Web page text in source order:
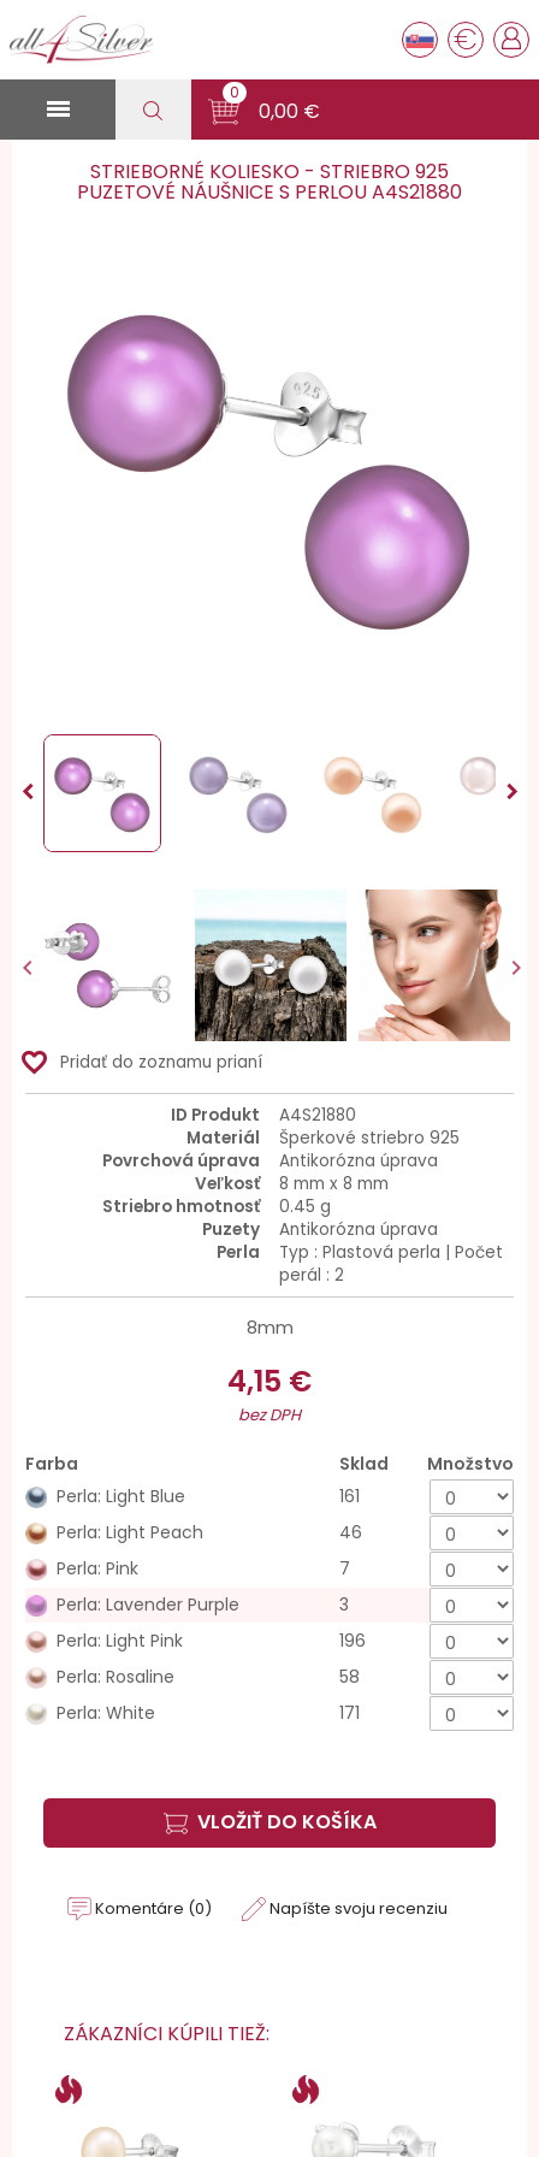
€

0
0,00 €
STRIEBORNÉ KOLIESKO - STRIEBRO 925
PUZETOVÉ NÁUŠNICE S PERLOU A4S21880
 
favorite_border Pridať do zoznamu prianí
ID Produkt
A4S21880
Materiál
Šperkové striebro 925
Povrchová úprava
Antikorózna úprava
Veľkosť
8 mm x 8 mm
Striebro hmotnosť
0.45 g
Puzety
Antikorózna úprava
Perla
Typ : Plastová perla | Počet
perál : 2
8mm
4,15 €
bez DPH
Farba Sklad
Množstvo
Perla: Light Blue
161
Perla: Light Peach
46
Perla: Pink
7
Perla: Lavender Purple
3
Perla: Light Pink
196
Perla: Rosaline
58
Perla: White
171
VLOŽIŤ DO KOŠÍKA
Komentáre (0) Napíšte svoju recenziu
ZÁKAZNÍCI KÚPILI TIEŽ: